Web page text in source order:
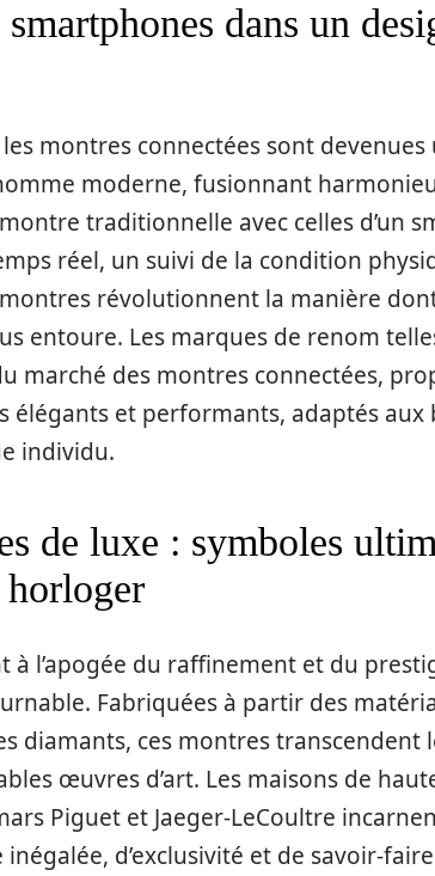
smartphones dans un
montres connectées sont devenues
moderne, fusionnant
traditionnelle avec celles d’un
réel, un suivi de la condition
révolutionnent la manière
entoure. Les marques de renom
marché des montres connectées,
élégants et performants, adaptés aux
individu.
de luxe : symboles
horloger
à l’apogée du raffinement et du
Fabriquées à partir des
diamants, ces montres
œuvres d’art. Les maisons de
Piguet et Jaeger-LeCoultre
d’exclusivité et de savoir-